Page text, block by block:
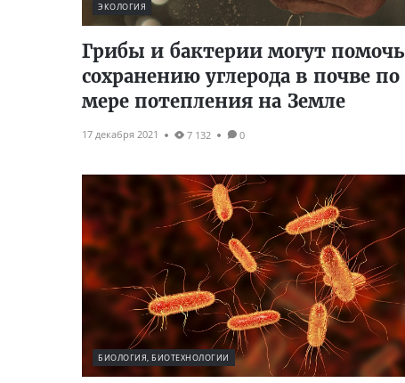
ЭКОЛОГИЯ
Грибы и бактерии могут помочь
сохранению углерода в почве по
мере потепления на Земле
17 декабря 2021 7 132 0
БИОЛОГИЯ, БИОТЕХНОЛОГИИ